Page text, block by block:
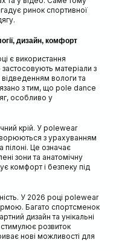
ринок спортивної
дизайн, комфорт
є використання
матеріали з
вологи та
з тим, що pole dance
особливо у
крій. У polewear
з урахуванням
пілоні. Це означає
зони та анатомічну
комфорт і безпеку під
У 2026 році polewear
Багато спортсменок
дизайн та унікальні
розвиток
нові можливості для